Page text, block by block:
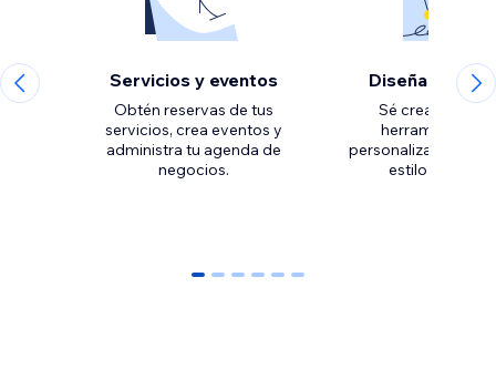
Servicios y eventos
Obtén reservas de tus
servicios, crea eventos y
administra tu agenda de
negocios.
Diseña
Sé creativo con
herramientas
personalizar el
0 1 2 3 4 5